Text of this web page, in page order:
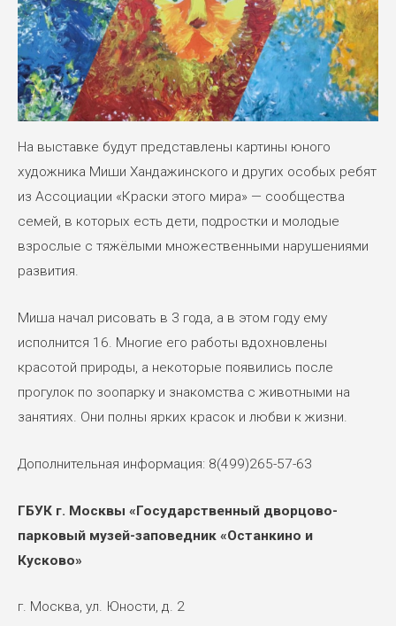
На выставке будут представлены картины юного
художника Миши Хандажинского и других особых ребят
из Ассоциации «Краски этого мира» — сообщества
семей, в которых есть дети, подростки и молодые
взрослые с тяжёлыми множественными нарушениями
развития.
Миша начал рисовать в 3 года, а в этом году ему
исполнится 16. Многие его работы вдохновлены
красотой природы, а некоторые появились после
прогулок по зоопарку и знакомства с животными на
занятиях. Они полны ярких красок и любви к жизни.
Дополнительная информация: 8(499)265-57-63
ГБУК г. Москвы «Государственный дворцово-
парковый музей-заповедник «Останкино и
Кусково»
г. Москва, ул. Юности, д. 2